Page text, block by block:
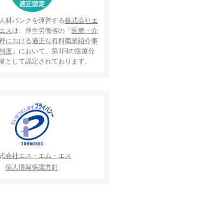
材バンクを運営する株式会社エ
スは、厚生労働省の「 医療・介
における適正な有料職業紹介事
度」において、第1回の医療分
として認定されております。
会社エス・エム・エス
個人情報保護方針